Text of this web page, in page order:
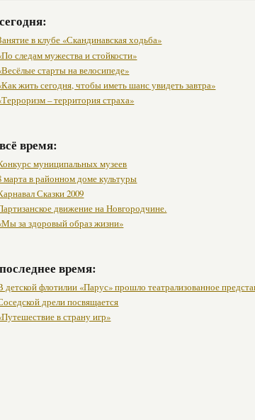
в клубе «Скандинавская ходьба»
следам мужества и стойкости»
старты на велосипеде»
жить сегодня, чтобы иметь шанс увидеть завтра»
– территория страха»
время:
муниципальных музеев
марта в районном доме культуры
Сказки 2009
движение на Новгородчине.
за здоровый образ жизни»
время:
детской флотилии «Парус» прошло театрализованное
дрели посвящается
в страну игр»